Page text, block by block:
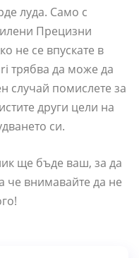
луда. Само с
Прецизни
не се впускате в
трябва да може да
случай помислете за
други цели на
си.
ще бъде ваш, за да
че внимавайте да не